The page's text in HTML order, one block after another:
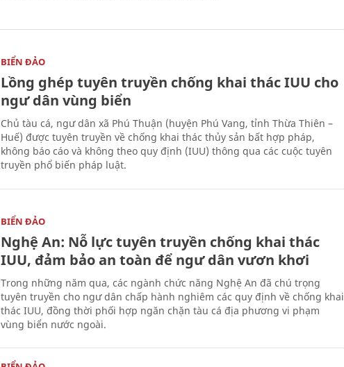
BIỂN ĐẢO
Lồng ghép tuyên truyền chống khai thác IUU cho
ngư dân vùng biển
Chủ tàu cá, ngư dân xã Phú Thuận (huyện Phú Vang, tỉnh Thừa Thiên –
Huế) được tuyên truyền về chống khai thác thủy sản bất hợp pháp,
không báo cáo và không theo quy định (IUU) thông qua các cuộc tuyên
truyền phổ biến pháp luật.
BIỂN ĐẢO
Nghệ An: Nỗ lực tuyên truyền chống khai thác
IUU, đảm bảo an toàn để ngư dân vươn khơi
Trong những năm qua, các ngành chức năng Nghệ An đã chú trọng
tuyên truyền cho ngư dân chấp hành nghiêm các quy định về chống khai
thác IUU, đồng thời phối hợp ngăn chặn tàu cá địa phương vi phạm
vùng biển nước ngoài.